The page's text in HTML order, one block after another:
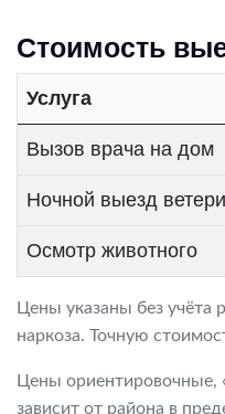
Стоимость
Услуга
Вызов врача на дом
Ночной выезд
Осмотр животного
Цены указаны без учёта
наркоза. Точную
Цены ориентировочные,
зависит от района в